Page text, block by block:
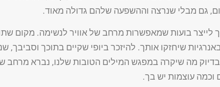
גם מבלי שנרצה וההשפעה שלהם גדולה מאוד.
לייצר בועות שמאפשרות מרחב של אוויר לנשימה. מקום
שיחזקו אותך. להיזכר ביופי שקיים בתוכך וסביבך,
מה שיקרה במפגש המילים הטובות שלנו, נברא מרחב
וכמה עוצמות יש בך.